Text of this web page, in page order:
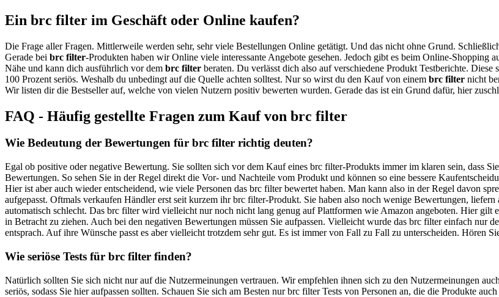
Ein brc filter im Geschäft oder Online kaufen?
Die Frage aller Fragen. Mittlerweile werden sehr, sehr viele Bestellungen Online getätigt. Und das nicht ohne Grund.
Gerade bei brc filter-Produkten haben wir Online viele interessante Angebote gesehen. Jedoch gibt es beim Online-
Nähe und kann dich ausführlich vor dem brc filter beraten. Du verlässt dich also auf verschiedene Produkt Testberichte.
100 Prozent seriös. Weshalb du unbedingt auf die Quelle achten solltest. Nur so wirst du den Kauf von einem brc filter nicht
Wir listen dir die Bestseller auf, welche von vielen Nutzern positiv bewerten wurden. Gerade das ist ein Grund dafür, hier
FAQ - Häufig gestellte Fragen zum Kauf von brc filter
Wie Bedeutung der Bewertungen für brc filter richtig deuten?
Egal ob positive oder negative Bewertung. Sie sollten sich vor dem Kauf eines brc filter-Produkts immer im klaren sein, dass
Bewertungen. So sehen Sie in der Regel direkt die Vor- und Nachteile vom Produkt und können so eine bessere
Hier ist aber auch wieder entscheidend, wie viele Personen das brc filter bewertet haben. Man kann also in der Regel davon
aufgepasst. Oftmals verkaufen Händler erst seit kurzem ihr brc filter-Produkt. Sie haben also noch wenige Bewertungen,
automatisch schlecht. Das brc filter wird vielleicht nur noch nicht lang genug auf Plattformen wie Amazon angeboten. Hier
in Betracht zu ziehen. Auch bei den negativen Bewertungen müssen Sie aufpassen. Vielleicht wurde das brc filter einfach nur
entsprach. Auf ihre Wünsche passt es aber vielleicht trotzdem sehr gut. Es ist immer von Fall zu Fall zu unterscheiden. Hören
Wie seriöse Tests für brc filter finden?
Natürlich sollten Sie sich nicht nur auf die Nutzermeinungen vertrauen. Wir empfehlen ihnen sich zu den Nutzermeinungen
seriös, sodass Sie hier aufpassen sollten. Schauen Sie sich am Besten nur brc filter Tests von Personen an, die die Produkte